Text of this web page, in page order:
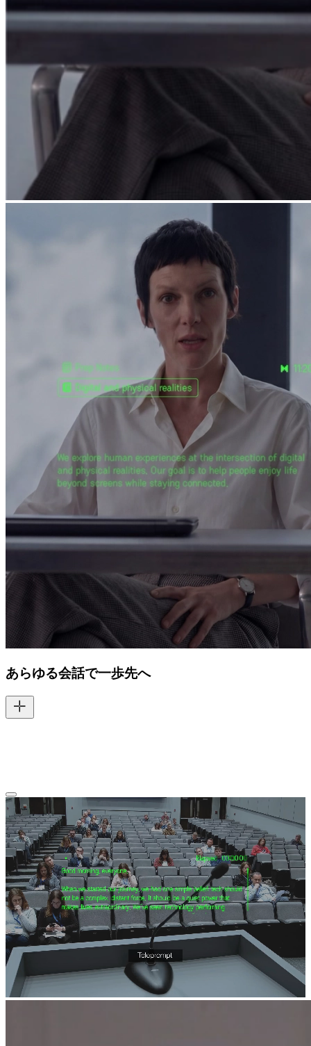
あらゆる会話で一歩先へ